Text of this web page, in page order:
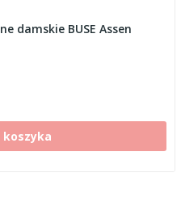
damskie BUSE Assen
koszyka